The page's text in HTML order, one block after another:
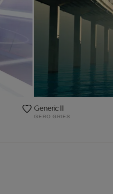
Generic II
GERO GRIES